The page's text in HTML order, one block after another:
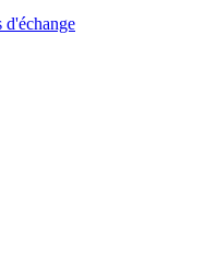
d'échange